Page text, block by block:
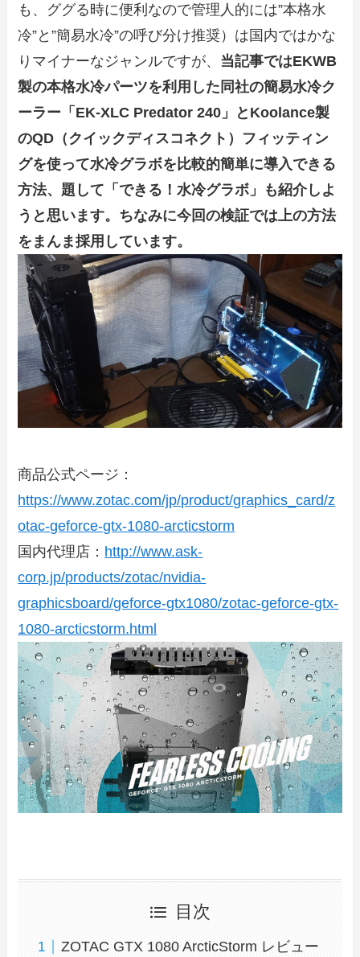
も、ググる時に便利なので管理人的には”本格水
冷”と”簡易水冷”の呼び分け推奨）は国内ではかな
りマイナーなジャンルですが、 当記事ではEKWB
製の本格水冷パーツを利用した同社の簡易水冷ク
ーラー「EK-XLC Predator 240」とKoolance製
のQD（クイックディスコネクト）フィッティン
グを使って水冷グラボを比較的簡単に導入できる
方法、題して「できる！水冷グラボ」も紹介しよ
うと思います。ちなみに今回の検証では上の方法
をまんま採用しています。
商品公式ページ：
https://www.zotac.com/jp/product/graphics_card/z
otac-geforce-gtx-1080-arcticstorm
国内代理店： http://www.ask-
corp.jp/products/zotac/nvidia-
graphicsboard/geforce-gtx1080/zotac-geforce-gtx-
1080-arcticstorm.html
目次
ZOTAC GTX 1080 ArcticStorm レビュー